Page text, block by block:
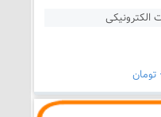
الکترونیکی
تومان